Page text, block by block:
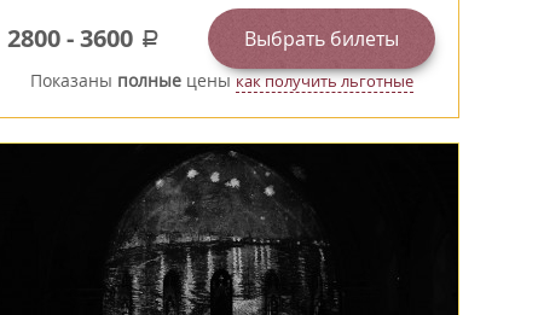
2800-3600 a Выбрать билеты
Показаны полныеценыкак получить льготные